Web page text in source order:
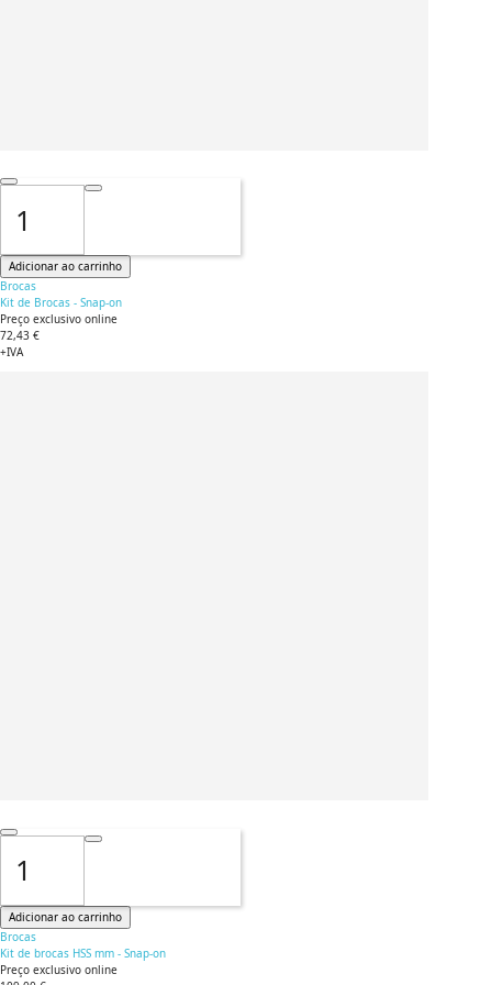
Adicionar ao carrinho
Brocas
Kit de Brocas - Snap-on
Preço exclusivo online
72,43 €
+IVA
Adicionar ao carrinho
Brocas
Kit de brocas HSS mm - Snap-on
Preço exclusivo online